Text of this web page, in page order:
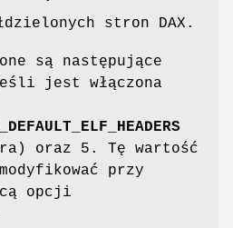
stron DAX.
są następujące
jest włączona
oraz 5. Tę wartość
przy
opcji